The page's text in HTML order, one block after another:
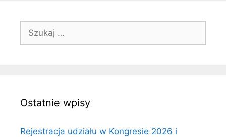
Ostatnie wpisy
Rejestracja udziału w Kongresie 2026 i